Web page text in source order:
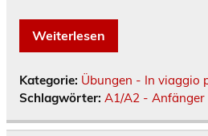
Weiterlesen
Kategorie: Übungen - In viaggio
Schlagwörter: A1/A2 - Anfänger